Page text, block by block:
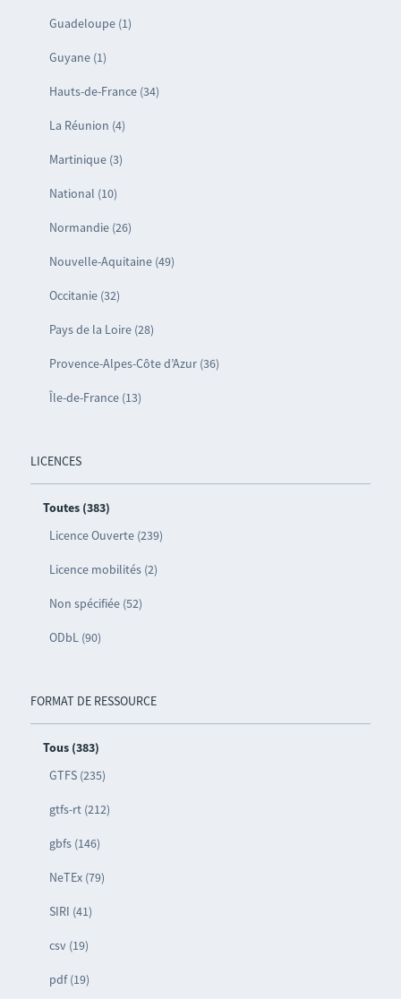
Guadeloupe (1)
Guyane (1)
Hauts-de-France (34)
La Réunion (4)
Martinique (3)
National (10)
Normandie (26)
Nouvelle-Aquitaine (49)
Occitanie (32)
Pays de la Loire (28)
Provence-Alpes-Côte d’Azur (36)
Île-de-France (13)
LICENCES
Toutes (383)
Licence Ouverte (239)
Licence mobilités (2)
Non spécifiée (52)
ODbL (90)
FORMAT DE RESSOURCE
Tous (383)
GTFS (235)
gtfs-rt (212)
gbfs (146)
NeTEx (79)
SIRI (41)
csv (19)
pdf (19)